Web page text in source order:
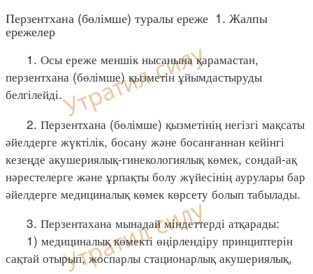
Перзентхана (бөлімше) туралы ереже 1. Жалпы
ережелер
1. Осы ереже меншік нысанына қарамастан,
перзентхана (бөлімше) қызметін ұйымдастыруды
белгілейді.
2. Перзентхана (бөлімше) қызметінің негізгі мақсаты
әйелдерге жүктілік, босану және босанғаннан кейінгі
кезеңде акушериялық-гинекологиялық көмек, сондай-ақ
нәрестелерге және ұрпақты болу жүйесінің аурулары бар
әйелдерге медициналық көмек көрсету болып табылады.
3. Перзентахана мынадай міндеттерді атқарады:
1) медициналық көмекті өңірлендіру принциптерін
сақтай отырып, жоспарлы стационарлық акушериялық,